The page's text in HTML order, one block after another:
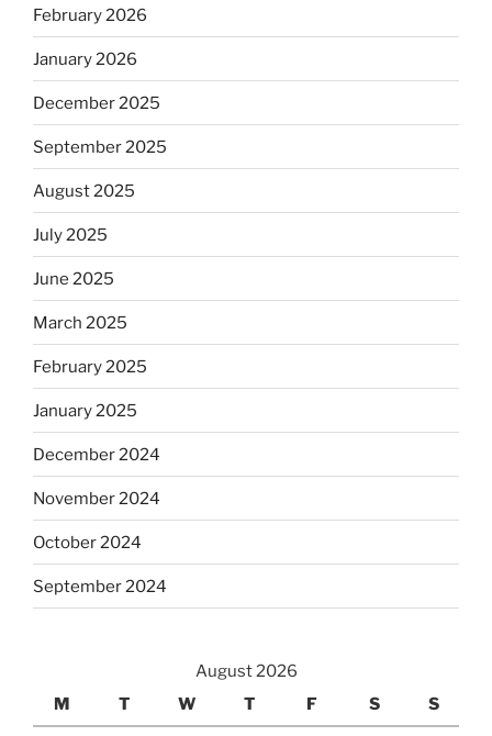
February 2026
January 2026
December 2025
September 2025
August 2025
July 2025
June 2025
March 2025
February 2025
January 2025
December 2024
November 2024
October 2024
September 2024
August 2026
M
T W T F S S